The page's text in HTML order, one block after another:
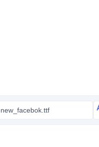
new_facebok.ttf